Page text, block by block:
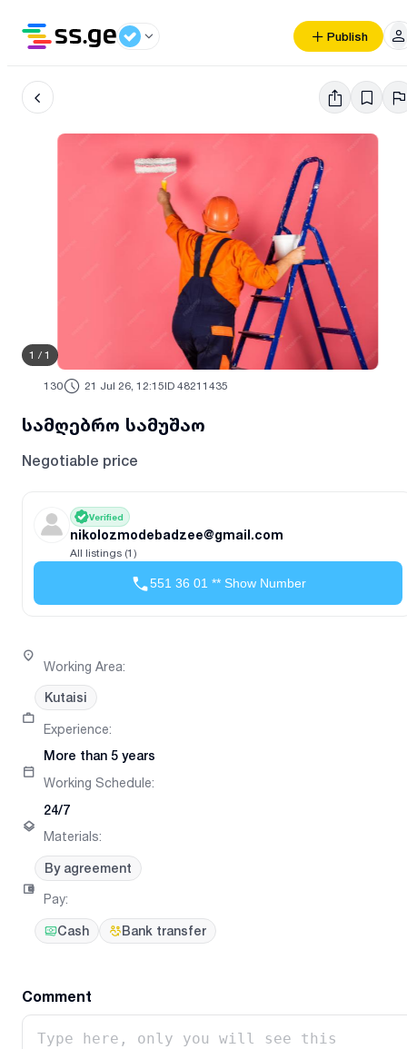
Publish
1 / 1
130 21 Jul 26, 12:15ID 48211435
სამღებრო სამუშაო
Negotiable price
Verified
nikolozmodebadzee@gmail.com
All listings (1)
551 36 01 ** Show Number
Working Area:
Kutaisi
Experience:
More than 5 years
Working Schedule:
24/7
Materials:
By agreement
Pay:
Cash Bank transfer
Comment